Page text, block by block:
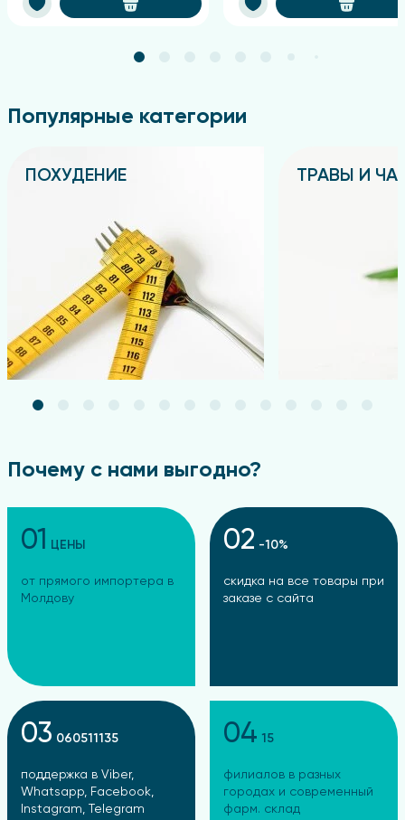
Популярные категории
ПОХУДЕНИЕ ТРАВЫ И
Почему с нами выгодно?
01 ЦЕНЫ
от прямого импортера в
Молдову
02 -10%
скидка на все товары при
заказе с сайта
03 060511135
поддержка в Viber,
Whatsapp, Facebook,
Instagram, Telegram
04 15
филиалов в разных
городах и современный
фарм. склад